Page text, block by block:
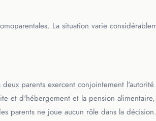
La situation varie
parents exercent conjointement
et d'hébergement et la pension
parents ne joue aucun rôle dans la décision.